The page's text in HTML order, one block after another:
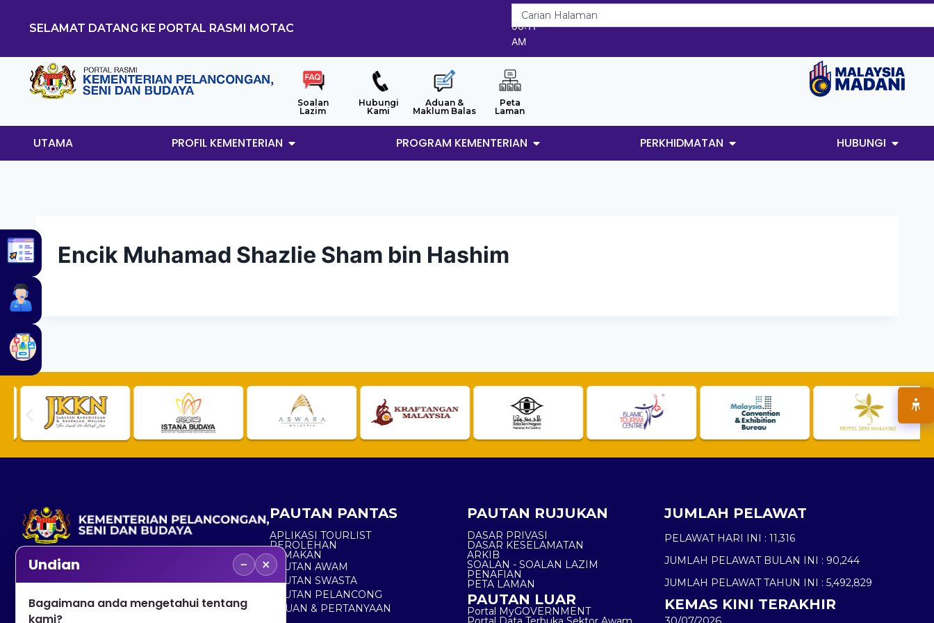
SELAMAT DATANG KE PORTAL RASMI MOTAC
6/8/2026
06:11
AM
Soalan
Lazim
Hubungi
Kami
Aduan &
Maklum Balas
Peta
Laman
UTAMA PROFIL KEMENTERIAN PROGRAM KEMENTERIAN PERKHIDMATAN HUBUNGI
Encik Muhamad Shazlie Sham bin Hashim
No. 2, Menara 1, Jalan P5/6, Presint 5,
+603 8000 8000
PAUTAN PANTAS
APLIKASI TOURLIST
PEROLEHAN
SEMAKAN
PAUTAN AWAM
PAUTAN SWASTA
PAUTAN PELANCONG
ADUAN & PERTANYAAN
PAUTAN RUJUKAN
DASAR PRIVASI
DASAR KESELAMATAN
ARKIB
SOALAN - SOALAN LAZIM
PENAFIAN
PETA LAMAN
PAUTAN LUAR
Portal MyGOVERNMENT
JUMLAH PELAWAT
PELAWAT HARI INI : 11,316
JUMLAH PELAWAT BULAN INI : 90,244
JUMLAH PELAWAT TAHUN INI : 5,492,829
KEMAS KINI TERAKHIR
Undian − ×
Bagaimana anda mengetahui tentang
kami?